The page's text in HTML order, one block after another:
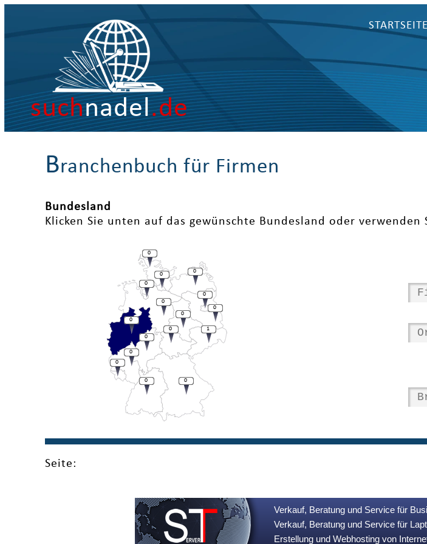
suchnadel.de
STARTSEITE
Branchenbuch für Firmen
Bundesland
Klicken Sie unten auf das gewünschte Bundesland oder verwenden
1
0
0
0
0
0
0
0
0
0
0
0
0
0
0
0
Seite:
Verkauf, Beratung und Service für
Verkauf, Beratung und Service für
Erstellung und Webhosting von